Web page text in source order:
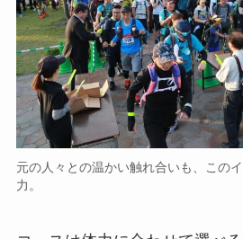
元の人々との温かい触れ合いも、この
力。